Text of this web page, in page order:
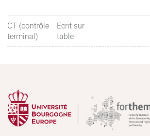
CT (contrôle
terminal)
Ecrit sur
table